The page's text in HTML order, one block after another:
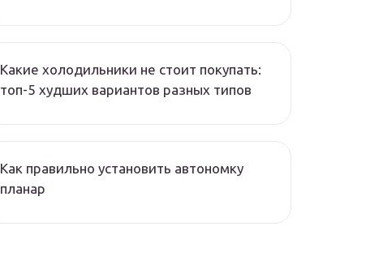
Какие холодильники не стоит покупать:
топ-5 худших вариантов разных типов
Как правильно установить автономку
планар